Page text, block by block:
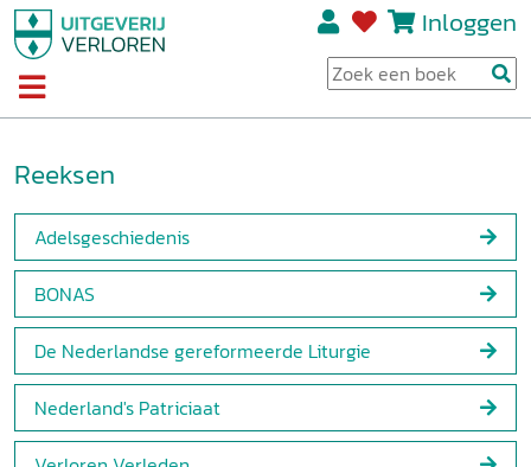
Inloggen
Reeksen
Adelsgeschiedenis
BONAS
De Nederlandse gereformeerde Liturgie
Nederland's Patriciaat